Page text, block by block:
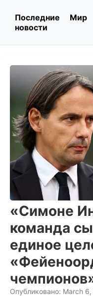
Последние
новости
Мир
«Симоне
команда
единое
Опубликовано: March